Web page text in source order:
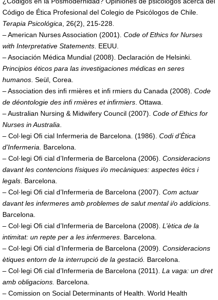
Código de Ética Profesional del Colegio de Psicólogos de Chile.
Terapia Psicológica, 26(2), 215-228.
– American Nurses Association (2001). Code of Ethics for Nurses
with Interpretative Statements. EEUU.
– Asociación Médica Mundial (2008). Declaración de Helsinki.
Principios éticos para las investigaciones médicas en seres
humanos. Seül, Corea.
– Association des infi rmières et infi rmiers du Canada (2008). Code
de déontologie des infi rmières et infirmiers. Ottawa.
– Australian Nursing & Midwifery Council (2007). Code of Ethics for
Nurses in Australia.
– Col·legi Ofi cial Infermeria de Barcelona. (1986). Codi d’Ètica
d’Infermeria. Barcelona.
– Col·legi Ofi cial d’Infermeria de Barcelona (2006). Consideracions
davant les contencions físiques i/o mecàniques: aspectes ètics i
legals. Barcelona.
– Col·legi Ofi cial d’Infermeria de Barcelona (2007). Com actuar
davant les infermeres amb problemes de salut mental i/o addicions.
Barcelona.
– Col·legi Ofi cial d’Infermeria de Barcelona (2008). L’ètica de la
intimitat: un repte per a les infermeres. Barcelona.
– Col·legi Ofi cial d’Infermeria de Barcelona (2009). Consideracions
ètiques entorn de la interrupció de la gestació. Barcelona.
– Col·legi Ofi cial d’Infermeria de Barcelona (2011). La vaga: un dret
amb obligacions. Barcelona.
– Comission on Social Determinants of Health. World Health